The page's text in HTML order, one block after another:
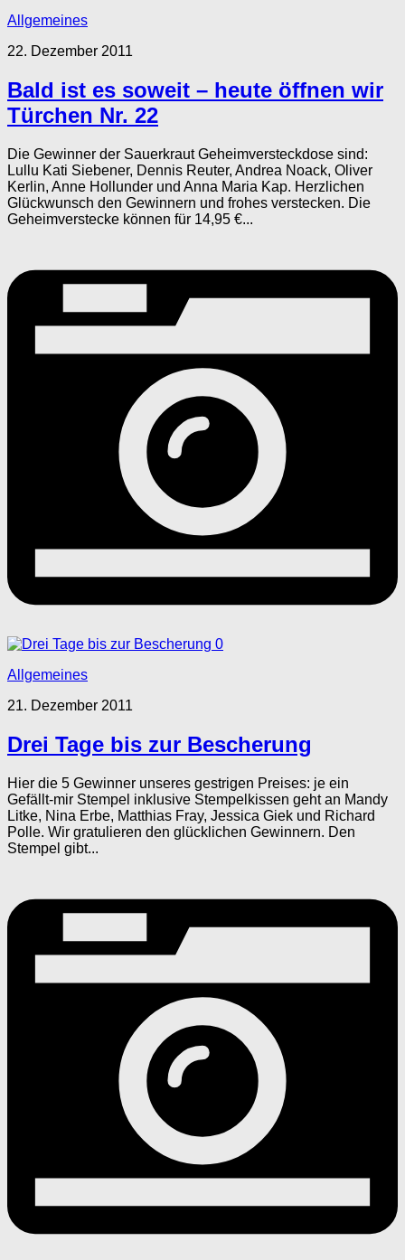
Allgemeines
22. Dezember 2011
Bald ist es soweit – heute öffnen wir
Türchen Nr. 22
Die Gewinner der Sauerkraut Geheimversteckdose sind:
Lullu Kati Siebener, Dennis Reuter, Andrea Noack, Oliver
Kerlin, Anne Hollunder und Anna Maria Kap. Herzlichen
Glückwunsch den Gewinnern und frohes verstecken. Die
Geheimverstecke können für 14,95 €...
0
Allgemeines
21. Dezember 2011
Drei Tage bis zur Bescherung
Hier die 5 Gewinner unseres gestrigen Preises: je ein
Gefällt-mir Stempel inklusive Stempelkissen geht an Mandy
Litke, Nina Erbe, Matthias Fray, Jessica Giek und Richard
Polle. Wir gratulieren den glücklichen Gewinnern. Den
Stempel gibt...